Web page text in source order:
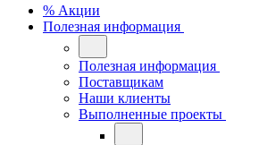
% Акции
Полезная информация
Полезная информация
Поставщикам
Наши клиенты
Выполненные проекты